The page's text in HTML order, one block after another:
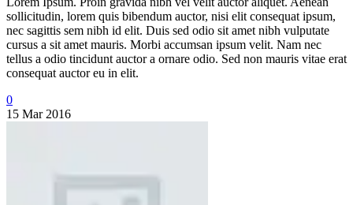
sollicitudin, lorem quis bibendum auctor, nisi elit consequat ipsum,
nec sagittis sem nibh id elit. Duis sed odio sit amet nibh vulputate
cursus a sit amet mauris. Morbi accumsan ipsum velit. Nam nec
tellus a odio tincidunt auctor a ornare odio. Sed non mauris vitae erat
consequat auctor eu in elit.
0
15 Mar 2016